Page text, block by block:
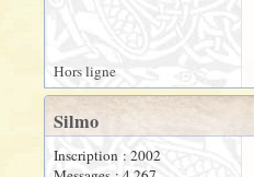
Hors ligne
Silmo
Inscription : 2002